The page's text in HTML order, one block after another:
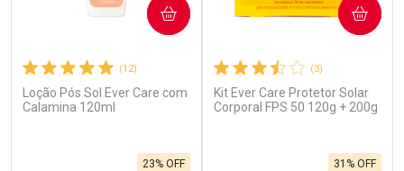
(12)
Loção Pós Sol Ever Care com
Calamina 120ml
23% OFF
COMPRAR
(3)
Kit Ever Care Protetor Solar
Corporal FPS 50 120g + 200g
31% OFF
COMPRAR